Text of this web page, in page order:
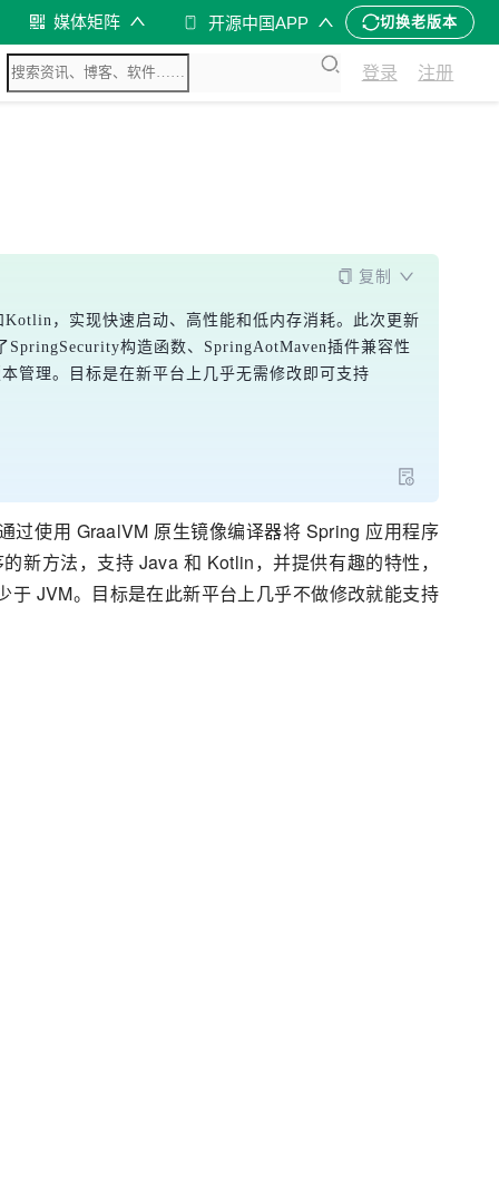
媒体矩阵 开源中国APP 切换老版本
登录 注册
复制
，实现快速启动、高性能和低内存消耗。此次更新
构造函数、SpringAotMaven插件兼容性
管理。目标是在新平台上几乎无需修改即可支持
使用 GraalVM 原生镜像编译器将 Spring 应用程序
新方法，支持 Java 和 Kotlin，并提供有趣的特性，
JVM。目标是在此新平台上几乎不做修改就能支持